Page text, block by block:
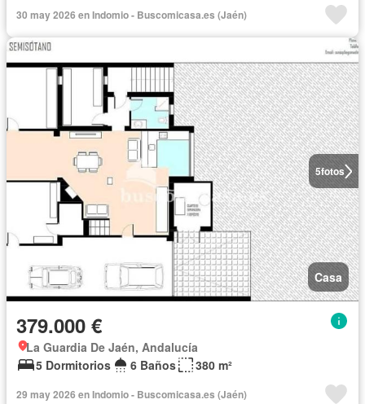
30 may 2026 en Indomio - Buscomicasa.es (Jaén)
5fotos
Casa
379.000 €
La Guardia De Jaén, Andalucía
5 Dormitorios
6 Baños 380 m²
29 may 2026 en Indomio - Buscomicasa.es (Jaén)